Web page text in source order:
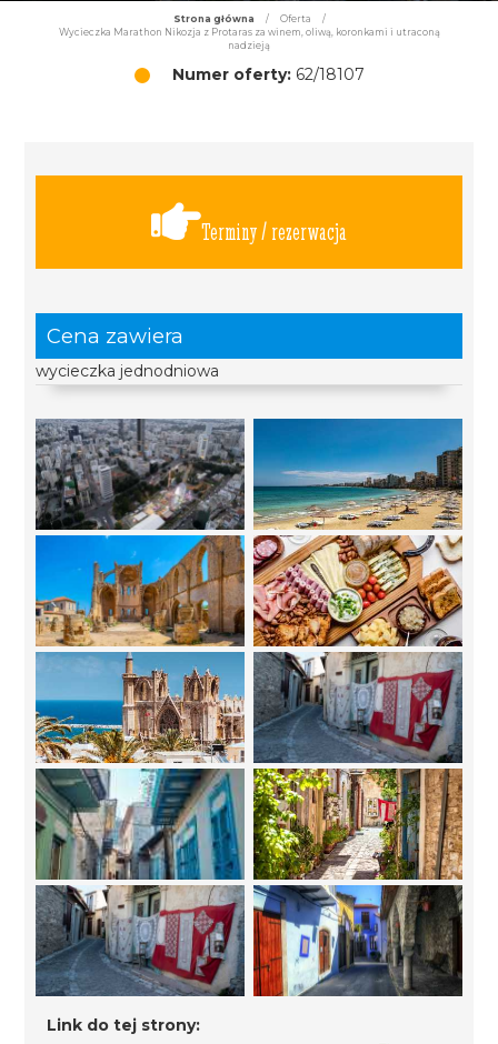
Strona główna / Oferta
/
Wycieczka Marathon Nikozja z Protaras za winem, oliwą, koronkami i utraconą
nadzieją
Numer oferty:62/18107
Terminy / rezerwacja
Cena zawiera
wycieczka jednodniowa
Link do tej strony: